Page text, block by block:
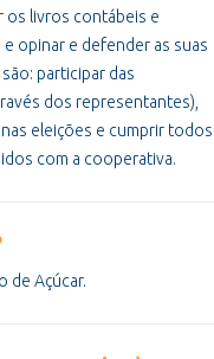
os livros contábeis e
opinar e defender as suas
participar das
dos representantes),
eleições e cumprir todos
com a cooperativa.
de Açúcar.